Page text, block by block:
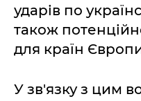
ударів по
також
для країн
У зв'язку з цим